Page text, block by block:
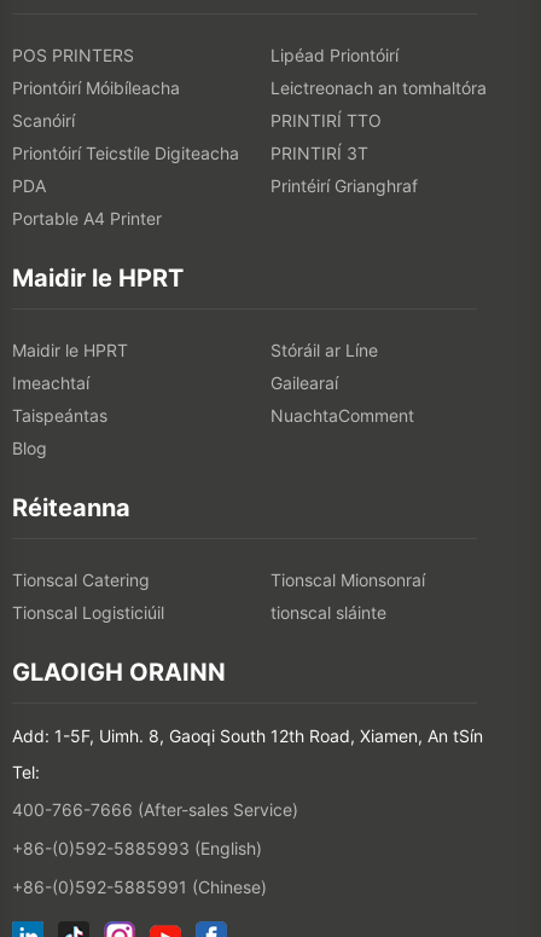
POS PRINTERS
Lipéad Priontóirí
Priontóirí Móibíleacha
Leictreonach an tomhaltóra
Scanóirí
PRINTIRÍ TTO
Priontóirí Teicstíle Digiteacha
PRINTIRÍ 3T
PDA
Printéirí Grianghraf
Portable A4 Printer
Maidir le HPRT
Maidir le HPRT
Stóráil ar Líne
Imeachtaí
Gailearaí
Taispeántas
NuachtaComment
Blog
Réiteanna
Tionscal Catering
Tionscal Mionsonraí
Tionscal Logisticiúil
tionscal sláinte
GLAOIGH ORAINN
Add: 1-5F, Uimh. 8, Gaoqi South 12th Road, Xiamen, An tSín
Tel:
400-766-7666 (After-sales Service)
+86-(0)592-5885993 (English)
+86-(0)592-5885991 (Chinese)